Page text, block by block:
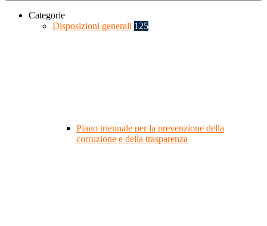
Categorie
Disposizioni generali 125
Piano triennale per la prevenzione della
corruzione e della trasparenza